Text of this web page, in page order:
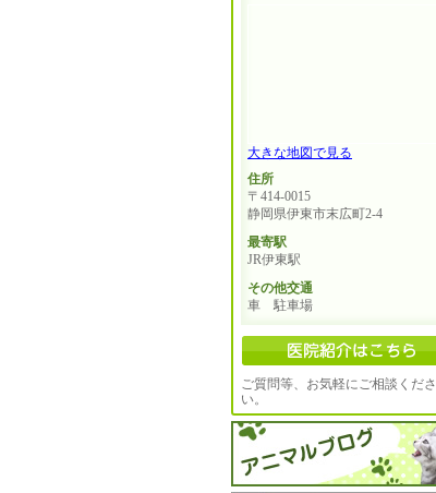
大きな地図で見る
住所
〒414-0015
静岡県伊東市末広町2-4
最寄駅
JR伊東駅
その他交通
車 駐車場
ご質問等、お気軽にご相談くださ
い。